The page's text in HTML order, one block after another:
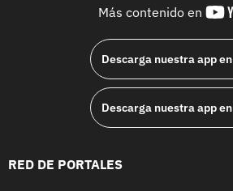
Más contenido en
Descarga nuestra app en
Descarga nuestra app en
RED DE PORTALES